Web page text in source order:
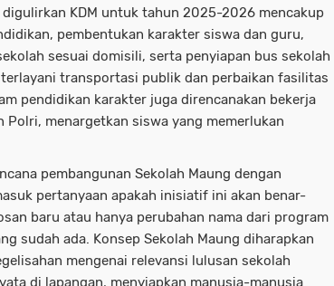
KDM untuk tahun 2025-2026 mencakup
pembentukan karakter siswa dan guru,
sesuai domisili, serta penyiapan bus sekolah
transportasi publik dan perbaikan fasilitas
pendidikan karakter juga direncanakan bekerja
Polri, menargetkan siswa yang memerlukan
pembangunan Sekolah Maung dengan
pertanyaan apakah inisiatif ini akan benar-
baru atau hanya perubahan nama dari program
sudah ada. Konsep Sekolah Maung diharapkan
mengenai relevansi lulusan sekolah
di lapangan, menyiapkan manusia-manusia